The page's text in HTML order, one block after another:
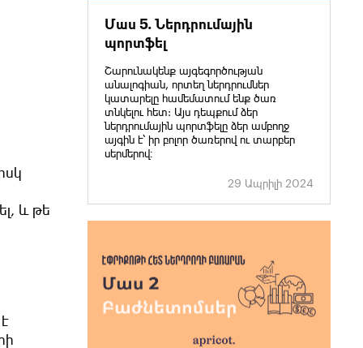
և թե
Մաս 5. Ներդրումային
պորտֆել
Շարունակենք այգեգործության
անալոգիան, որտեղ ներդրումներ
կատարելը համեմատում ենք ծառ
տնկելու հետ: Այս դեպքում ձեր
ներդրումային պորտֆելը ձեր ամբողջ
այգին է՝ իր բոլոր ծառերով ու տարբեր
սերմերով։
29 Ապրիլի 2024